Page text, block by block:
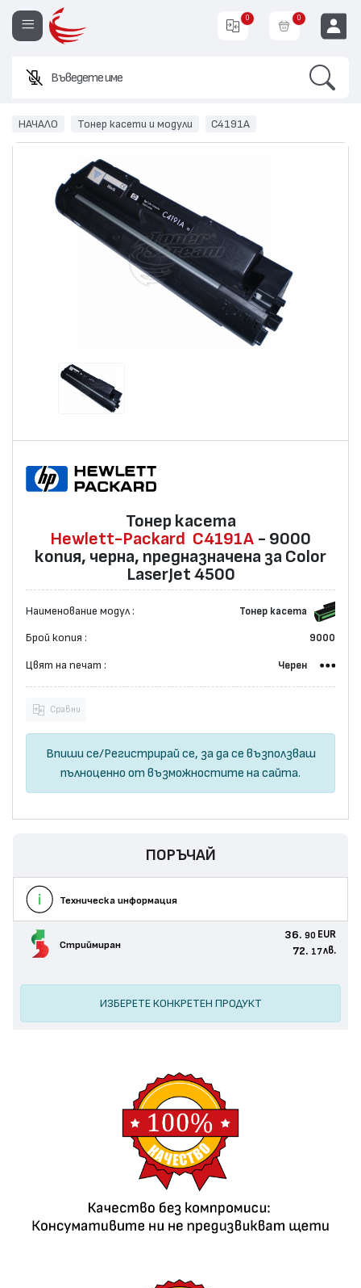
Въведете име или код н
0 0
НАЧАЛО Тонер касети и модули C4191A
Тонер касета
Hewlett-Packard C4191A - 9000
копия, черна, предназначена за Color
LaserJet 4500
Наименование модул : Тонер касета
Брой копия : 9000
Цвят на печат : Черен
Сравни
Впиши се/Регистрирай се, за да се възползваш
пълноценно от възможностите на сайта.
ПОРЪЧАЙ
Техническа информация
Стриймиран
36. 90 EUR
72. 17 лв.
ИЗБЕРЕТЕ КОНКРЕТЕН ПРОДУКТ